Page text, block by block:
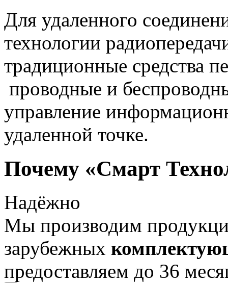
Для удаленного
технологии
традиционные средства
проводные и
управление
удаленной точке.
Почему «Смарт
Надёжно
Мы производим
зарубежных
предоставляем до 36